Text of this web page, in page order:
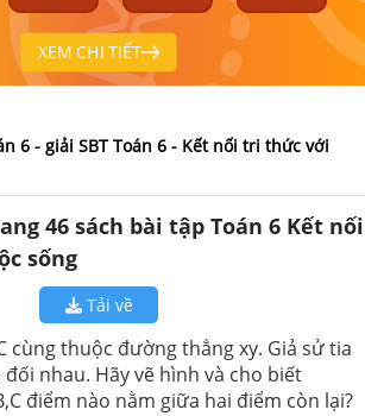
XEM CHI TIẾT
6 - giải SBT Toán 6 - Kết nối tri thức với
46 sách bài tập Toán 6 Kết nối
sống
Tải về
cùng thuộc đường thẳng xy. Giả sử tia
đối nhau. Hãy vẽ hình và cho biết
điểm nào nằm giữa hai điểm còn lại?